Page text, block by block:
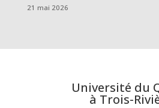
21 mai 2026
Université du
à Trois-